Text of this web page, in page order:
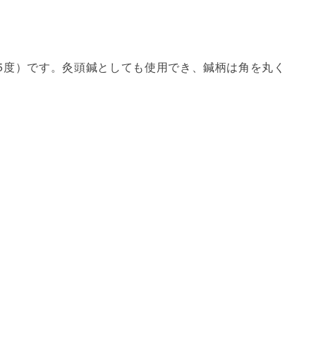
）です。灸頭鍼としても使用でき、鍼柄は角を丸く